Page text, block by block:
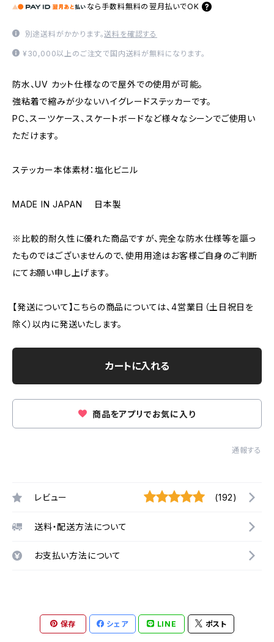
なら 手数料無料の 翌月払いでOK
別途送料がかかります。送料を確認する
¥30,000以上のご注文で国内送料が無料になります。
防水、UV カット仕様なので屋外での使用が可能。
強粘着で縮みが少ないハイグレードステッカーです。
PC、スーツケース、スケートボードなど様々なシーンでご使用い
ただけます。
ステッカー本体素材：塩化ビニル
MADE IN JAPAN 日本製
※比較的耐久性に優れた商品ですが、完全な防水仕様等を謳っ
たものではございませんので、使用用途はお客様ご自身のご判断
にてお願い申し上げます。
【発送について】こちらの商品については、4営業日（土日祝日を
除く）以内に発送いたします。
カートに入れる
商品をアプリでお気に入り
通報する
レビュー (192)
送料・配送方法について
お支払い方法について
保存 シェア LINE ポスト